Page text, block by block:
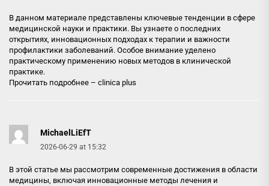
В данном материале представлены ключевые тенденции в сфере
медицинской науки и практики. Вы узнаете о последних
открытиях, инновационных подходах к терапии и важности
профилактики заболеваний. Особое внимание уделено
практическому применению новых методов в клинической
практике.
Прочитать подробнее – clinica plus
MichaelLiEfT
2026-06-29 at 15:32
В этой статье мы рассмотрим современные достижения в области
медицины, включая инновационные методы лечения и